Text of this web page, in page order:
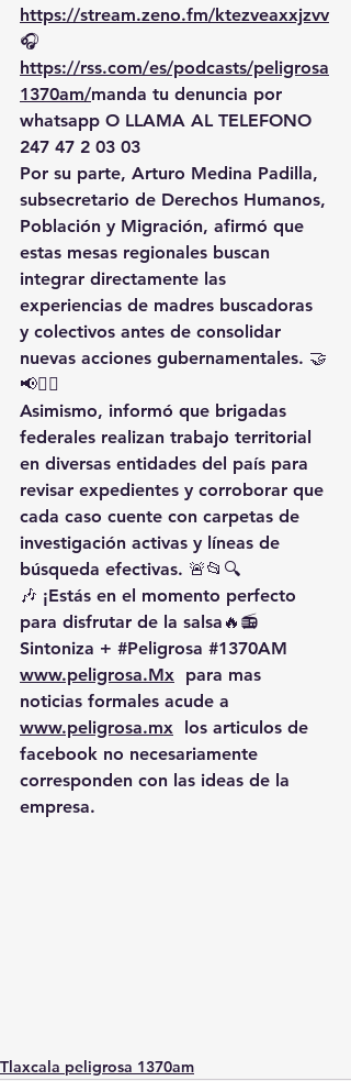
https://stream.zeno.fm/ktezveaxxjzvv
🎧
https://rss.com/es/podcasts/peligrosa
1370am/manda tu denuncia por
whatsapp O LLAMA AL TELEFONO
247 47 2 03 03
Por su parte, Arturo Medina Padilla,
subsecretario de Derechos Humanos,
Población y Migración, afirmó que
estas mesas regionales buscan
integrar directamente las
experiencias de madres buscadoras
y colectivos antes de consolidar
nuevas acciones gubernamentales. 🤝
📢🕵️‍♀️
Asimismo, informó que brigadas
federales realizan trabajo territorial
en diversas entidades del país para
revisar expedientes y corroborar que
cada caso cuente con carpetas de
investigación activas y líneas de
búsqueda efectivas. 🚨📂🔍
🎶 ¡Estás en el momento perfecto
para disfrutar de la salsa🔥📻
Sintoniza + #Peligrosa #1370AM
www.peligrosa.Mx para mas
noticias formales acude a
www.peligrosa.mx los articulos de
facebook no necesariamente
corresponden con las ideas de la
empresa.
Tlaxcala peligrosa 1370am